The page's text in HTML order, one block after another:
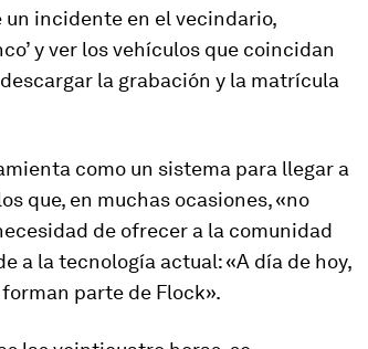
un incidente en el vecindario,
y ver los vehículos que coincidan
la grabación y la matrícula
como un sistema para llegar a
que, en muchas ocasiones, «no
de ofrecer a la comunidad
a la tecnología actual: «A día de hoy,
parte de Flock».